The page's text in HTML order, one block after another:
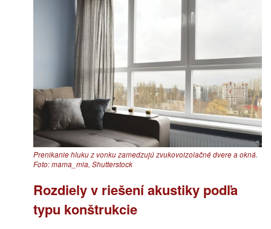
Prenikanie hluku z vonku zamedzujú zvukovoizolačné dvere a okná.
Foto: mama_mia, Shutterstock
Rozdiely v riešení akustiky podľa
typu konštrukcie